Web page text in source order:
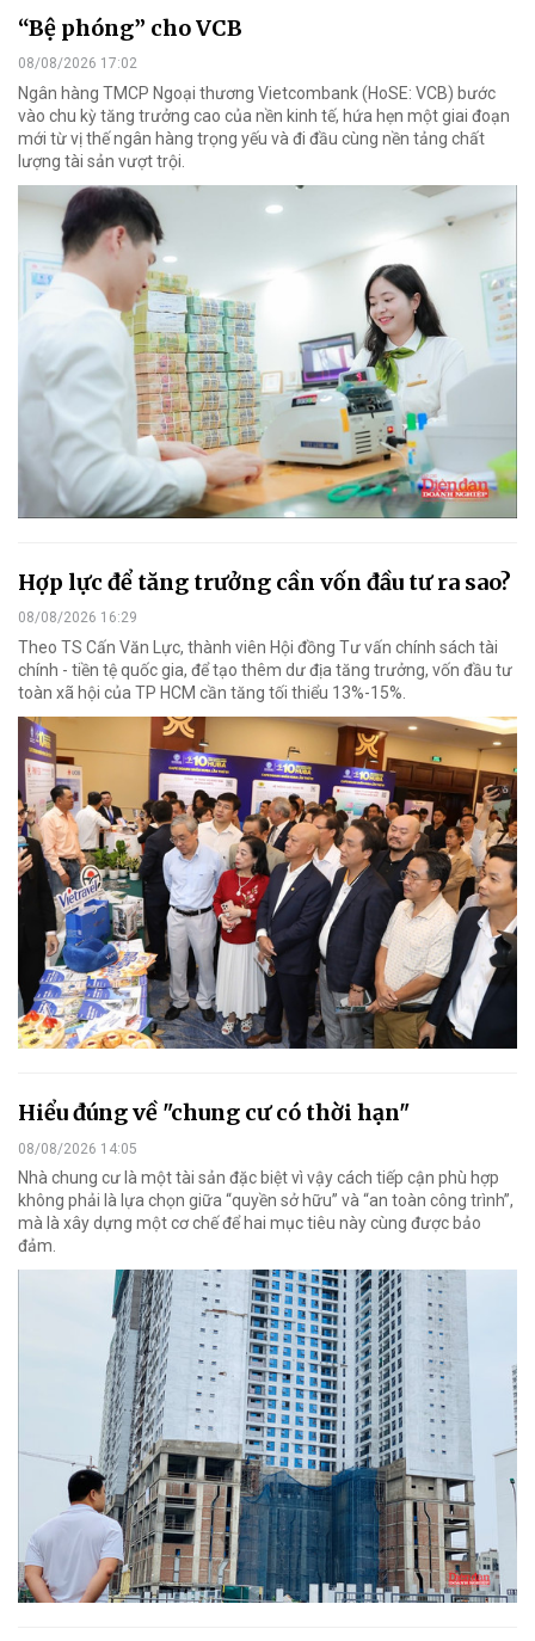
“Bệ phóng” cho VCB
08/08/2026 17:02
Ngân hàng TMCP Ngoại thương Vietcombank (HoSE: VCB) bước
vào chu kỳ tăng trưởng cao của nền kinh tế, hứa hẹn một giai đoạn
mới từ vị thế ngân hàng trọng yếu và đi đầu cùng nền tảng chất
lượng tài sản vượt trội.
Hợp lực để tăng trưởng cần vốn đầu tư ra sao?
08/08/2026 16:29
Theo TS Cấn Văn Lực, thành viên Hội đồng Tư vấn chính sách tài
chính - tiền tệ quốc gia, để tạo thêm dư địa tăng trưởng, vốn đầu tư
toàn xã hội của TP HCM cần tăng tối thiểu 13%-15%.
Hiểu đúng về "chung cư có thời hạn"
08/08/2026 14:05
Nhà chung cư là một tài sản đặc biệt vì vậy cách tiếp cận phù hợp
không phải là lựa chọn giữa “quyền sở hữu” và “an toàn công trình”,
mà là xây dựng một cơ chế để hai mục tiêu này cùng được bảo
đảm.